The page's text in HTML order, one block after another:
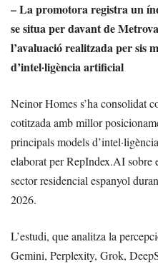
– La promotora registra un
se situa per davant de
l’avaluació realitzada per sis
d’intel·ligència artificial
Neinor Homes s’ha consolidat
cotitzada amb millor
principals models
elaborat per RepIndex.AI sobre
sector residencial espanyol
2026.
L’estudi, que analitza la
Gemini, Perplexity, Grok,